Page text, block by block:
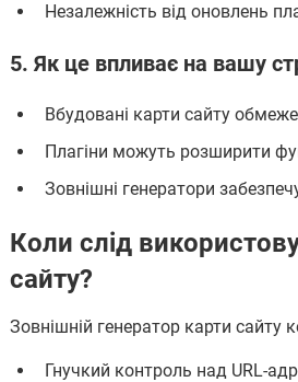
Незалежність від оновлень
5. Як це впливає на вашу
Вбудовані карти сайту
Плагіни можуть розширити
Зовнішні генератори
Коли слід
сайту?
Зовнішній генератор карти сайту
Гнучкий контроль над URL-